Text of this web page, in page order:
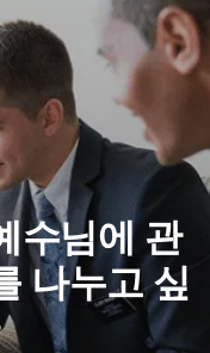
수님에 관
나누고 싶